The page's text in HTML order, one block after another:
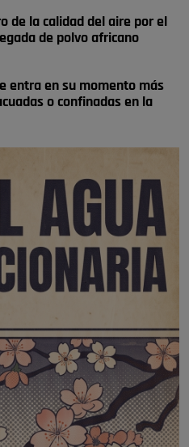
de la calidad del aire por el
de polvo africano
entra en su momento más
o confinadas en la